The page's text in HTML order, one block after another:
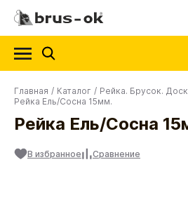
Главная / Каталог / Рейка. Брусок.
Рейка Ель/Сосна 15мм.
Рейка Ель/Сосна
В избранное Сравнение